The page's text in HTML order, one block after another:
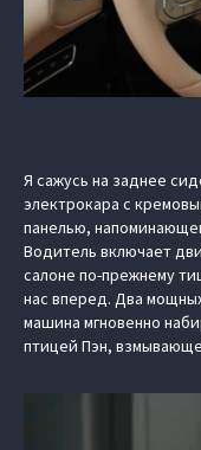
Я сажусь на заднее
электрокара с
панелью,
Водитель включает
салоне по-прежнему
нас вперед. Два
машина мгновенно
птицей Пэн,